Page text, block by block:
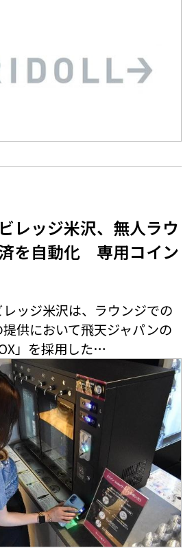
レッジ米沢、無人ラウ
を自動化 専用コイン
ッジ米沢は、ラウンジでの
供において飛天ジャパンの
」を採用した…